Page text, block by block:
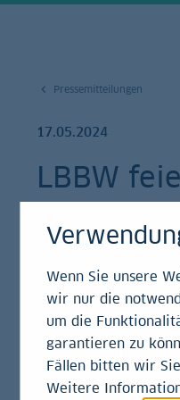
Pressemitteilungen
17.05.2024
LBBW
ihrer
Mumbai
Pressemitteilung |
Wenn Sie unsere
wir nur die
um die
garantieren zu
Fällen bitten wir
Weitere